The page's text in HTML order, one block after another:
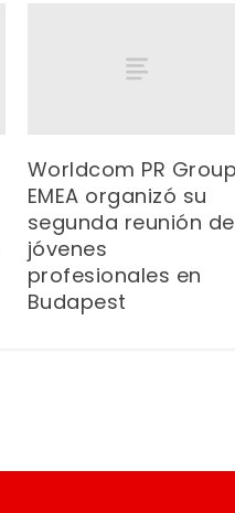
Worldcom PR Group
EMEA organizó su
segunda reunión de
jóvenes
profesionales en
Budapest